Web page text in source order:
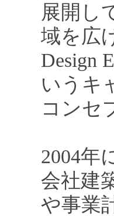
展開し
域を広
Design
いうキ
コンセ
2004年
会社建
や事業